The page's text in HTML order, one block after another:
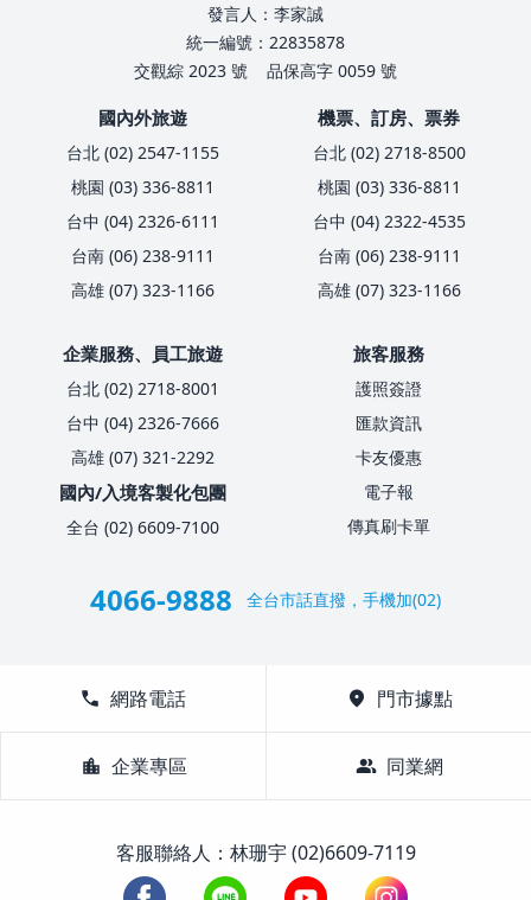
發言人：李家誠
統一編號：22835878
交觀綜 2023 號
品保高字 0059 號
國內外旅遊
台北 (02) 2547-1155
桃園 (03) 336-8811
台中 (04) 2326-6111
台南 (06) 238-9111
高雄 (07) 323-1166
機票、訂房、票券
台北 (02) 2718-8500
桃園 (03) 336-8811
台中 (04) 2322-4535
台南 (06) 238-9111
高雄 (07) 323-1166
企業服務、員工旅遊
台北 (02) 2718-8001
台中 (04) 2326-7666
高雄 (07) 321-2292
國內/入境客製化包團
全台 (02) 6609-7100
旅客服務
護照簽證
匯款資訊
卡友優惠
電子報
傳真刷卡單
4066-9888 全台市話直撥，手機加(02)
call 網路電話 location_on 門市據點
location_city 企業專區 group 同業網
客服聯絡人：林珊宇 (02)6609-7119